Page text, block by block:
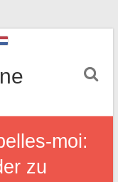
moi:
zu